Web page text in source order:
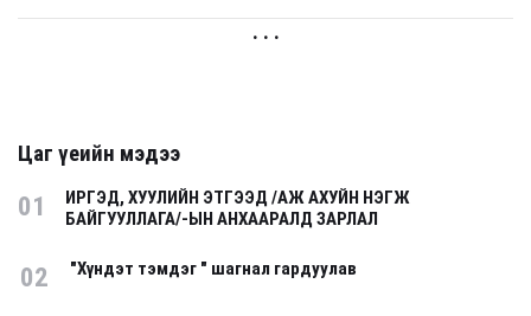
. . .
Цаг үеийн мэдээ
01
ИРГЭД, ХУУЛИЙН ЭТГЭЭД /АЖ АХУЙН НЭГЖ
БАЙГУУЛЛАГА/-ЫН АНХААРАЛД ЗАРЛАЛ
02 "Хүндэт тэмдэг " шагнал гардуулав